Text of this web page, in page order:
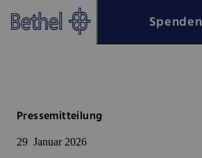
Zum Hauptinhalt springen
Zur Fußzeile springen
Spenden
Pressemitteilung
29 Januar 2026